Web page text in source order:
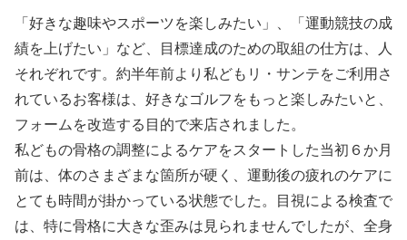
「好きな趣味やスポーツを楽しみたい」、「運動競技の成
績を上げたい」など、目標達成のための取組の仕方は、人
それぞれです。約半年前より私どもリ・サンテをご利用さ
れているお客様は、好きなゴルフをもっと楽しみたいと、
フォームを改造する目的で来店されました。
私どもの骨格の調整によるケアをスタートした当初６か月
前は、体のさまざまな箇所が硬く、運動後の疲れのケアに
とても時間が掛かっている状態でした。目視による検査で
は、特に骨格に大きな歪みは見られませんでしたが、全身